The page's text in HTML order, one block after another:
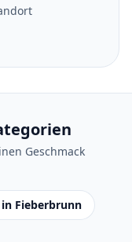
Geschmack
in Fieberbrunn